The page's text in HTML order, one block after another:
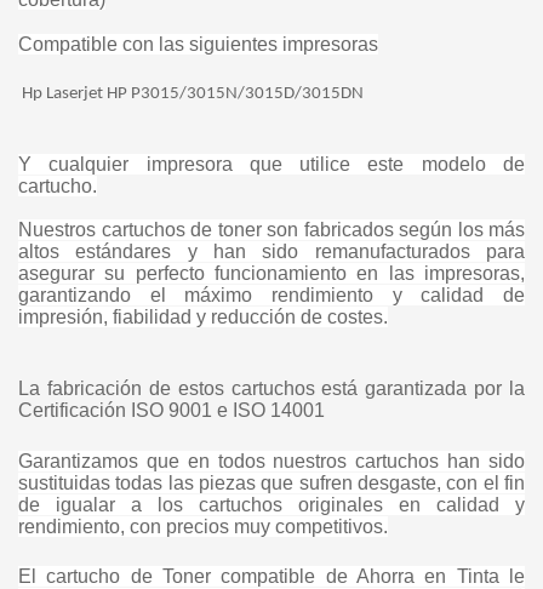
Compatible con las siguientes impresoras
Hp Laserjet HP P3015/3015N/3015D/3015DN
Y cualquier impresora que utilice este modelo de
cartucho.
Nuestros cartuchos de toner son fabricados según los más
altos estándares y han sido remanufacturados para
asegurar su perfecto funcionamiento en las impresoras,
garantizando el máximo rendimiento y calidad de
impresión, fiabilidad y reducción de costes.
La fabricación de estos cartuchos está garantizada por la
Certificación ISO 9001 e ISO 14001
Garantizamos que en todos nuestros cartuchos han sido
sustituidas todas las piezas que sufren desgaste, con el fin
de igualar a los cartuchos originales en calidad y
rendimiento, con precios muy competitivos.
El cartucho de Toner compatible de Ahorra en Tinta le